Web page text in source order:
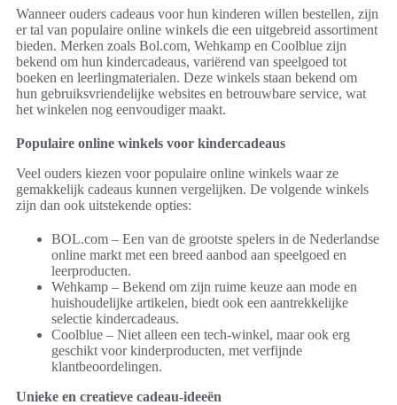
Wanneer ouders cadeaus voor hun kinderen willen bestellen, zijn
er tal van populaire online winkels die een uitgebreid assortiment
bieden. Merken zoals Bol.com, Wehkamp en Coolblue zijn
bekend om hun kindercadeaus, variërend van speelgoed tot
boeken en leerlingmaterialen. Deze winkels staan bekend om
hun gebruiksvriendelijke websites en betrouwbare service, wat
het winkelen nog eenvoudiger maakt.
Populaire online winkels voor kindercadeaus
Veel ouders kiezen voor populaire online winkels waar ze
gemakkelijk cadeaus kunnen vergelijken. De volgende winkels
zijn dan ook uitstekende opties:
BOL.com – Een van de grootste spelers in de Nederlandse
online markt met een breed aanbod aan speelgoed en
leerproducten.
Wehkamp – Bekend om zijn ruime keuze aan mode en
huishoudelijke artikelen, biedt ook een aantrekkelijke
selectie kindercadeaus.
Coolblue – Niet alleen een tech-winkel, maar ook erg
geschikt voor kinderproducten, met verfijnde
klantbeoordelingen.
Unieke en creatieve cadeau-ideeën